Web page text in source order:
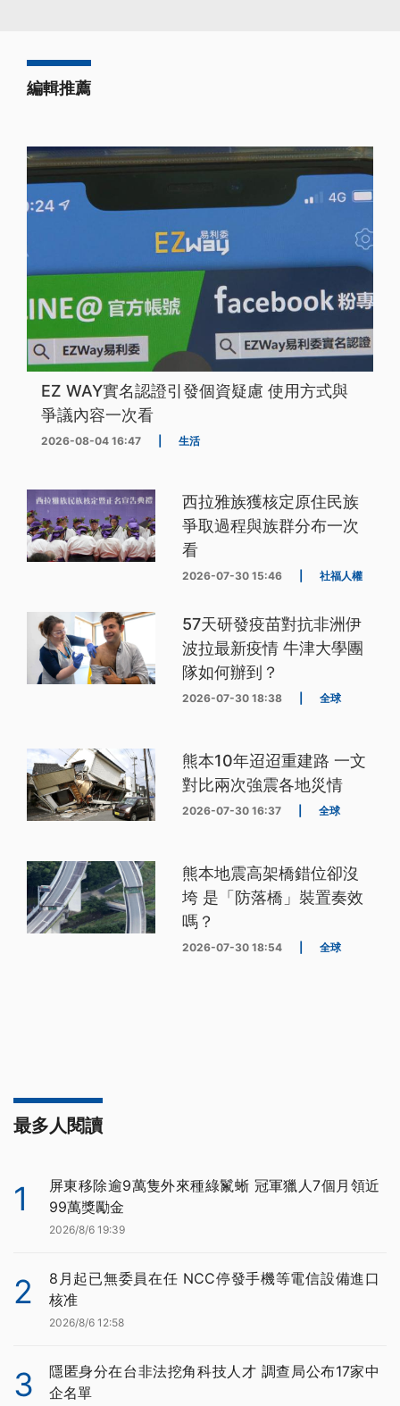
編輯推薦
EZ WAY實名認證引發個資疑慮 使用方式與
爭議內容一次看
2026-08-04 16:47 生活
西拉雅族獲核定原住民族
爭取過程與族群分布一次
看
2026-07-30 15:46 社福人權
57天研發疫苗對抗非洲伊
波拉最新疫情 牛津大學團
隊如何辦到？
2026-07-30 18:38 全球
熊本10年迢迢重建路 一文
對比兩次強震各地災情
2026-07-30 16:37 全球
熊本地震高架橋錯位卻沒
垮 是「防落橋」裝置奏效
嗎？
2026-07-30 18:54 全球
最多人閱讀
1
屏東移除逾9萬隻外來種綠鬣蜥 冠軍獵人7個月領近
99萬獎勵金
2026/8/6 19:39
2
8月起已無委員在任 NCC停發手機等電信設備進口
核准
2026/8/6 12:58
3
隱匿身分在台非法挖角科技人才 調查局公布17家中
企名單